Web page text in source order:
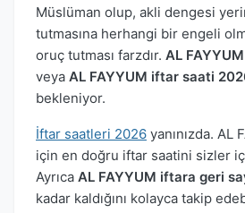
Müslüman olup, akli dengesi
tutmasına herhangi bir engeli
oruç tutması farzdır. AL
veya AL FAYYUM iftar saati
bekleniyor.
İftar saatleri 2026 yanınızda. AL
için en doğru iftar saatini sizler
Ayrıca AL FAYYUM iftara geri
kadar kaldığını kolayca takip